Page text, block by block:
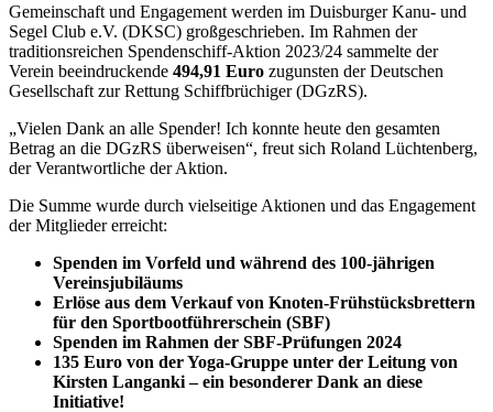
Gemeinschaft und Engagement werden im Duisburger Kanu- und
Segel Club e.V. (DKSC) großgeschrieben. Im Rahmen der
traditionsreichen Spendenschiff-Aktion 2023/24 sammelte der
Verein beeindruckende 494,91 Euro zugunsten der Deutschen
Gesellschaft zur Rettung Schiffbrüchiger (DGzRS).
„Vielen Dank an alle Spender! Ich konnte heute den gesamten
Betrag an die DGzRS überweisen“, freut sich Roland Lüchtenberg,
der Verantwortliche der Aktion.
Die Summe wurde durch vielseitige Aktionen und das Engagement
der Mitglieder erreicht:
Spenden im Vorfeld und während des 100-jährigen
Vereinsjubiläums
Erlöse aus dem Verkauf von Knoten-Frühstücksbrettern
für den Sportbootführerschein (SBF)
Spenden im Rahmen der SBF-Prüfungen 2024
135 Euro von der Yoga-Gruppe unter der Leitung von
Kirsten Langanki – ein besonderer Dank an diese
Initiative!